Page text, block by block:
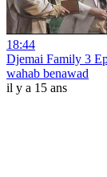
18:44
Djemai Family 3
wahab benawad
il y a 15 ans